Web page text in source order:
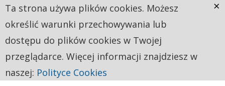
Ta strona używa plików cookies. Możesz
określić warunki przechowywania lub
dostępu do plików cookies w Twojej
przeglądarce. Więcej informacji znajdziesz w
naszej: Polityce Cookies
×